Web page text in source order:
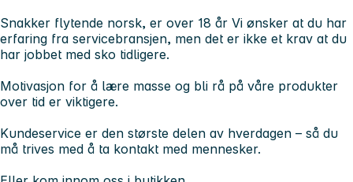
Snakker flytende norsk, er over 18 år Vi ønsker at du har
erfaring fra servicebransjen, men det er ikke et krav at du
har jobbet med sko tidligere.
Motivasjon for å lære masse og bli rå på våre produkter
over tid er viktigere.
Kundeservice er den største delen av hverdagen – så du
må trives med å ta kontakt med mennesker.